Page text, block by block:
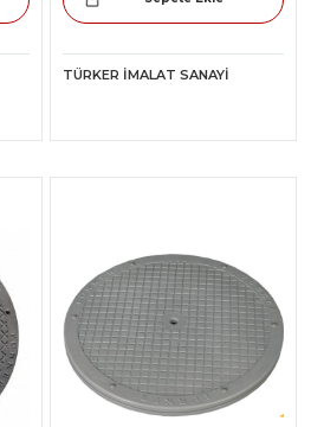
TÜRKER İMALAT SANAYI